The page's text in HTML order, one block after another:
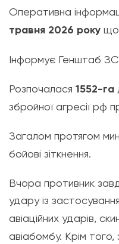
Оперативна
травня 2026 року
Інформує Генштаб
Розпочалася 1552-га
збройної агресії рф
Загалом протягом
бойові зіткнення.
Вчора противник
удару із
авіаційних ударів,
авіабомбу. Крім